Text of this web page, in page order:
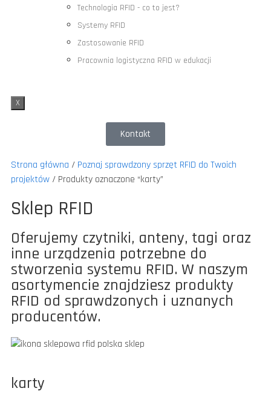
Technologia RFID - co to jest?
Systemy RFID
Zastosowanie RFID
Pracownia logistyczna RFID w edukacji
X
Kontakt
Strona główna / Poznaj sprawdzony sprzęt RFID do Twoich
projektów / Produkty oznaczone “karty”
Sklep RFID
Oferujemy czytniki, anteny, tagi oraz
inne urządzenia potrzebne do
stworzenia systemu RFID. W naszym
asortymencie znajdziesz produkty
RFID od sprawdzonych i uznanych
producentów.
karty